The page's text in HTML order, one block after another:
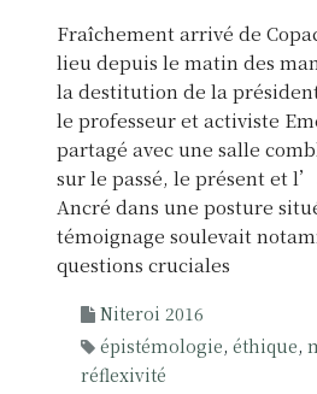
Fraîchement arrivé de
lieu depuis le matin des
la destitution de la
le professeur et activiste
partagé avec une salle
sur le passé, le présent et
Ancré dans une posture
témoignage soulevait
questions cruciales
Niteroi 2016
épistémologie, éthique,
réflexivité